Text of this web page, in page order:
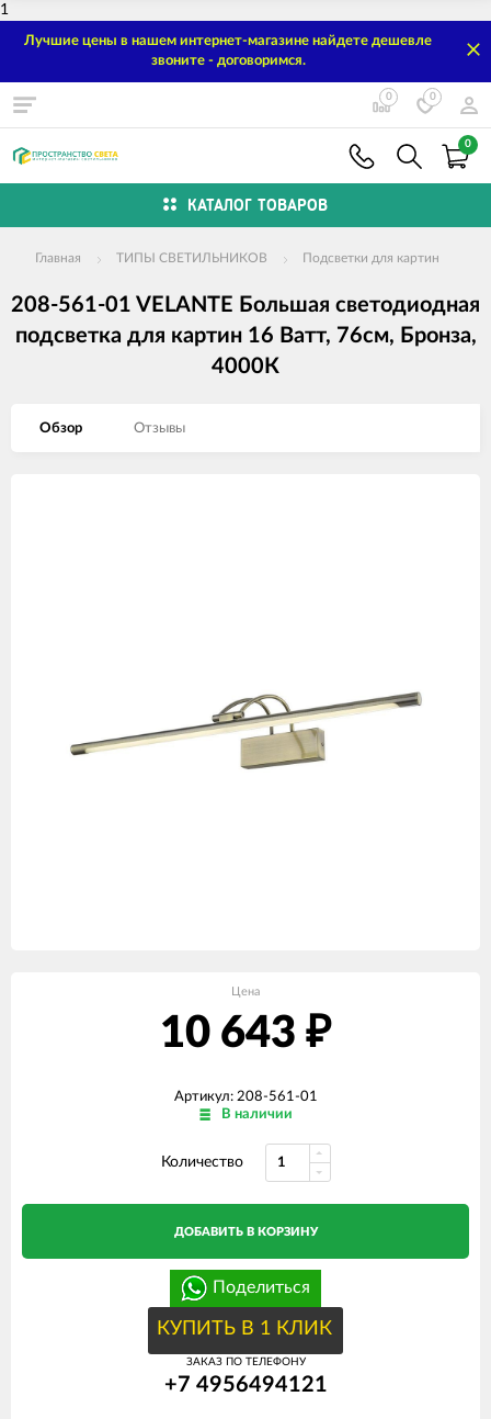
1
Лучшие цены в нашем интернет-магазине найдете дешевле
звоните - договоримся.
0 0
0
КАТАЛОГ ТОВАРОВ
Главная ТИПЫ СВЕТИЛЬНИКОВ Подсветки для картин
208-561-01 VELANTE Большая светодиодная
подсветка для картин 16 Ватт, 76см, Бронза,
4000К
Обзор Отзывы
Цена
10 643 ₽
Артикул: 208-561-01
В наличии
Количество
ДОБАВИТЬ В КОРЗИНУ
Поделиться
КУПИТЬ В 1 КЛИК
ЗАКАЗ ПО ТЕЛЕФОНУ
+7 4956494121